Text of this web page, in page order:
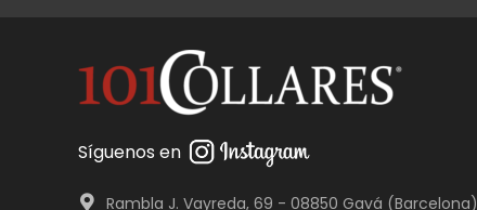
Síguenos en
Rambla J. Vayreda, 69 - 08850 Gavá (Barcelona)